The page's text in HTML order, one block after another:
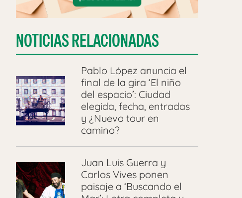
NOTICIAS RELACIONADAS
Pablo López anuncia el
final de la gira ‘El niño
del espacio’: Ciudad
elegida, fecha, entradas
y ¿Nuevo tour en
camino?
Juan Luis Guerra y
Carlos Vives ponen
paisaje a ‘Buscando el